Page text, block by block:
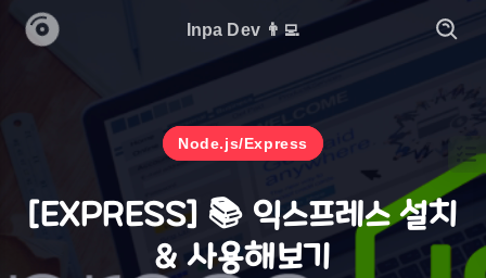
Node.js/Express
[EXPRESS] 📚 익스프레스 설치
& 사용해보기
Inpa Dev 👨‍💻